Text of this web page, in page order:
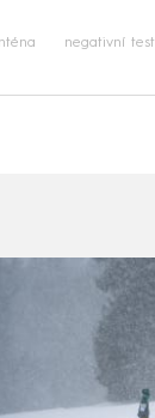
negativní test